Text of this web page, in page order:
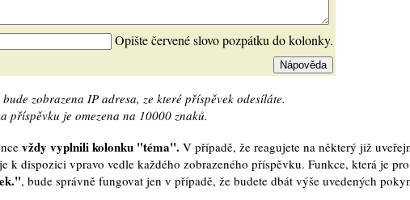
Opište červené slovo pozpátku do kolonky.
zobrazena IP adresa, ze které příspěvek odesíláte.
příspěvku je omezena na 10000 znaků.
vždy vyplnili kolonku "téma". V případě, že reagujete na některý již
k dispozici vpravo vedle každého zobrazeného příspěvku. Funkce, která je
, bude správně fungovat jen v případě, že budete dbát výše uvedených